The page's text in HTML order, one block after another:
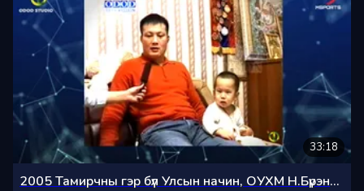
33:18
2005 Тамирчны гэр бүл Улсын начин, ОУХМ Н.Бүрэнбаатар